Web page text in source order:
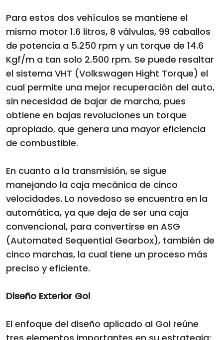
Para estos dos vehículos se mantiene el
mismo motor 1.6 litros, 8 válvulas, 99 caballos
de potencia a 5.250 rpm y un torque de 14.6
Kgf/m a tan solo 2.500 rpm. Se puede resaltar
el sistema VHT (Volkswagen Hight Torque) el
cual permite una mejor recuperación del auto,
sin necesidad de bajar de marcha, pues
obtiene en bajas revoluciones un torque
apropiado, que genera una mayor eficiencia
de combustible.
En cuanto a la transmisión, se sigue
manejando la caja mecánica de cinco
velocidades. Lo novedoso se encuentra en la
automática, ya que deja de ser una caja
convencional, para convertirse en ASG
(Automated Sequential Gearbox), también de
cinco marchas, la cual tiene un proceso más
preciso y eficiente.
Diseño Exterior Gol
El enfoque del diseño aplicado al Gol reúne